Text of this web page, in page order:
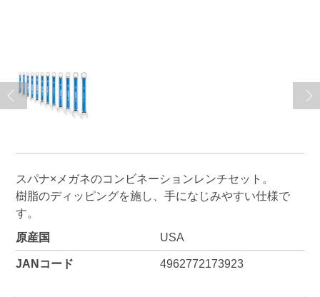
スパナ×メガネのコンビネーションレンチセット。
樹脂のディッピングを施し、手になじみやすい仕様で
す。
原産国
USA
JANコード 4962772173923